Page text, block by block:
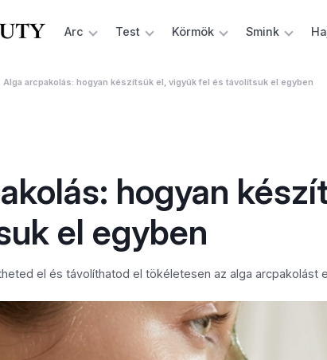
Arc Test Körmök Smink
Alga arcpakolás: hogyan készítsük el, vigyük fel és távolítsuk el egyben
hogyan
el egyben
el és távolíthatod el tökéletesen az alga